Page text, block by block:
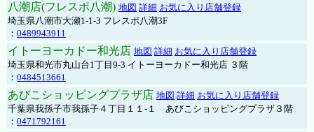
八潮店(フレスポ八潮) 地図 詳細 お気に入り店舗登録
埼玉県八潮市大瀬1-1-3 フレスポ八潮3F
： 0489943911
イトーヨーカドー和光店 地図 詳細 お気に入り店舗登録
埼玉県和光市丸山台1丁目9-3 イトーヨーカドー和光店 ３階
： 0484513661
あびこショッピングプラザ店 地図 詳細 お気に入り店舗登録
千葉県我孫子市我孫子４丁目１１-１ あびこショッピングプラザ３階
： 0471792161